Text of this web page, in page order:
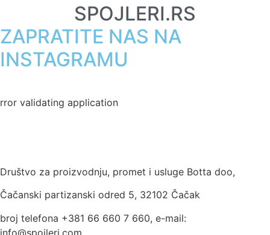
SPOJLERI.RS
ZAPRATITE NAS NA
INSTAGRAMU
validating application
Društvo za proizvodnju, promet i usluge Botta doo,
Čačanski partizanski odred 5, 32102 Čačak
broj telefona +381 66 660 7 660, e-mail:
info@spojleri.com